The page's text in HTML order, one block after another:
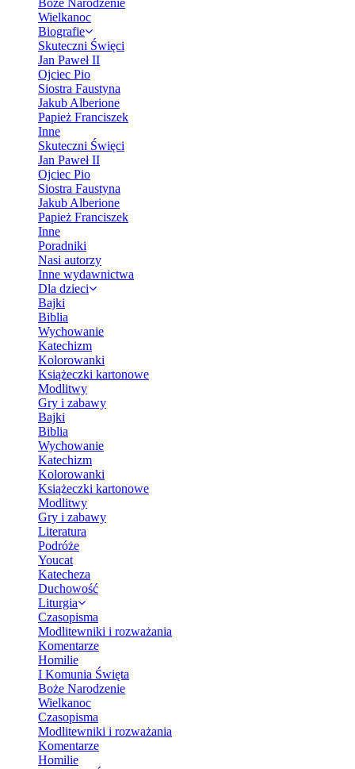
Boże Narodzenie
Wielkanoc
Biografie
Skuteczni Święci
Jan Paweł II
Ojciec Pio
Siostra Faustyna
Jakub Alberione
Papież Franciszek
Inne
Skuteczni Święci
Jan Paweł II
Ojciec Pio
Siostra Faustyna
Jakub Alberione
Papież Franciszek
Inne
Poradniki
Nasi autorzy
Inne wydawnictwa
Dla dzieci
Bajki
Biblia
Wychowanie
Katechizm
Kolorowanki
Książeczki kartonowe
Modlitwy
Gry i zabawy
Bajki
Biblia
Wychowanie
Katechizm
Kolorowanki
Książeczki kartonowe
Modlitwy
Gry i zabawy
Literatura
Podróże
Youcat
Katecheza
Duchowość
Liturgia
Czasopisma
Modlitewniki i rozważania
Komentarze
Homilie
I Komunia Święta
Boże Narodzenie
Wielkanoc
Czasopisma
Modlitewniki i rozważania
Komentarze
Homilie